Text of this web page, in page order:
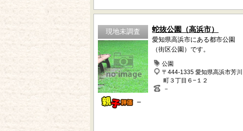
現地未調査
－
蛇抜公園（高浜市）
愛知県高浜市にある都市公園
（街区公園）です。
公園
〒444-1335 愛知県高浜市芳川
町３丁目６−１２
－